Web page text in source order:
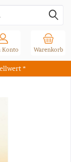
*
Warenkorb
Konto